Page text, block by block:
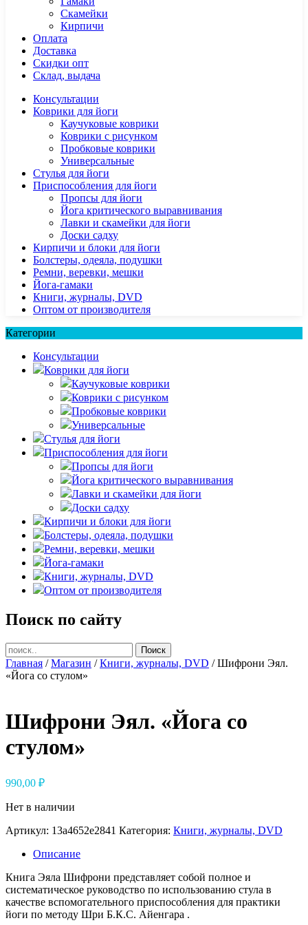
Скамейки
Кирпичи
Оплата
Доставка
Скидки опт
Склад, выдача
Консультации
Коврики для йоги
Каучуковые коврики
Коврики с рисунком
Пробковые коврики
Универсальные
Стулья для йоги
Приспособления для йоги
Пропсы для йоги
Йога критического выравнивания
Лавки и скамейки для йоги
Доски садху
Кирпичи и блоки для йоги
Болстеры, одеяла, подушки
Ремни, веревки, мешки
Йога-гамаки
Книги, журналы, DVD
Оптом от производителя
Категории
Консультации
Коврики для йоги
Каучуковые коврики
Коврики с рисунком
Пробковые коврики
Универсальные
Стулья для йоги
Приспособления для йоги
Пропсы для йоги
Йога критического выравнивания
Лавки и скамейки для йоги
Доски садху
Кирпичи и блоки для йоги
Болстеры, одеяла, подушки
Ремни, веревки, мешки
Йога-гамаки
Книги, журналы, DVD
Оптом от производителя
Поиск по сайту
Главная /Магазин /Книги, журналы, DVD / Шифрони Эял.
«Йога со стулом»
Шифрони Эял. «Йога со
стулом»
990,00 ₽
Нет в наличии
Артикул: 13a4652e2841 Категория: Книги, журналы, DVD
Описание
Книга Эяла Шифрони представляет собой полное и
систематическое руководство по использованию стула в
качестве вспомогательного приспособления для практики
йоги по методу Шри Б.К.С. Айенгара .